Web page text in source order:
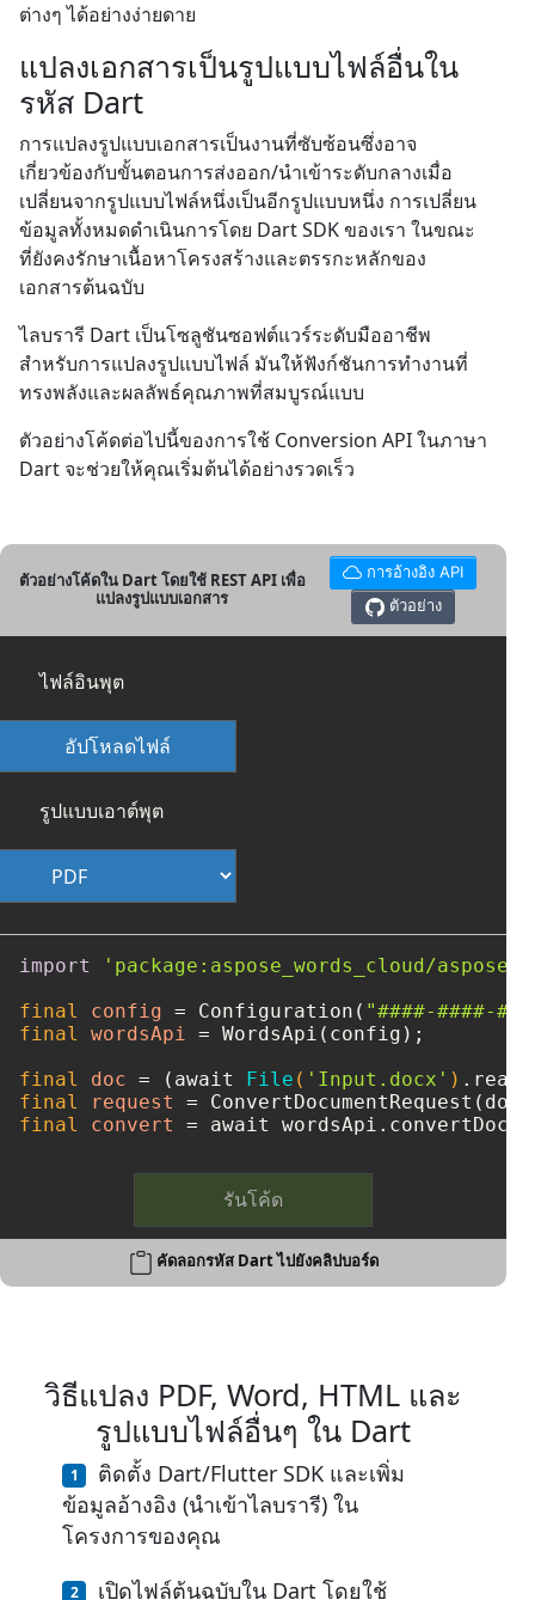
ต่างๆ ได้อย่างง่ายดาย
แปลงเอกสารเป็นรูปแบบไฟล์อื่นใน
รหัส Dart
การแปลงรูปแบบเอกสารเป็นงานที่ซับซ้อนซึ่งอาจ
เกี่ยวข้องกับขั้นตอนการส่งออก/นำเข้าระดับกลางเมื่อ
เปลี่ยนจากรูปแบบไฟล์หนึ่งเป็นอีกรูปแบบหนึ่ง การเปลี่ยน
ข้อมูลทั้งหมดดำเนินการโดย Dart SDK ของเรา ในขณะ
ที่ยังคงรักษาเนื้อหาโครงสร้างและตรรกะหลักของ
เอกสารต้นฉบับ
ไลบรารี Dart เป็นโซลูชันซอฟต์แวร์ระดับมืออาชีพ
สำหรับการแปลงรูปแบบไฟล์ มันให้ฟังก์ชันการทำงานที่
ทรงพลังและผลลัพธ์คุณภาพที่สมบูรณ์แบบ
ตัวอย่างโค้ดต่อไปนี้ของการใช้ Conversion API ในภาษา
Dart จะช่วยให้คุณเริ่มต้นได้อย่างรวดเร็ว
ตัวอย่างโค้ดใน Dart โดยใช้ REST API เพื่อ
แปลงรูปแบบเอกสาร
การอ้างอิง API
ตัวอย่าง
ไฟล์อินพุต
อัปโหลดไฟล์
รูปแบบเอาต์พุต
import
'package:aspose_words_cloud/
final
config = Configuration( "####-####-
final
wordsApi = WordsApi(config);
final
doc = (await File ( 'Input.docx' )
final
request =
final
convert = await
รันโค้ด
คัดลอกรหัส Dart ไปยังคลิปบอร์ด
วิธีแปลง PDF, Word, HTML และ
รูปแบบไฟล์อื่นๆ ใน Dart
ติดตั้ง Dart/Flutter SDK และเพิ่ม
ข้อมูลอ้างอิง (นำเข้าไลบรารี) ใน
โครงการของคุณ
เปิดไฟล์ต้นฉบับใน Dart โดยใช้